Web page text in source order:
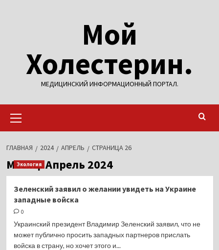
Мой
Холестерин.
МЕДИЦИНСКИЙ ИНФОРМАЦИОННЫЙ ПОРТАЛ.
меню
ГЛАВНАЯ 2024 АПРЕЛЬ СТРАНИЦА 26
Месяц:Апрель 2024
Экология
Зеленский заявил о желании увидеть на Украине
западные войска
0
Украинский президент Владимир Зеленский заявил, что не
может публично просить западных партнеров прислать
войска в страну, но хочет этого и...